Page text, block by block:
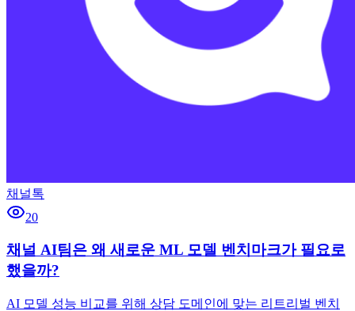
채널톡
20
채널 AI팀은 왜 새로운 ML 모델 벤치마크가 필요로
했을까?
AI 모델 성능 비교를 위해 상담 도메인에 맞는 리트리벌 벤치